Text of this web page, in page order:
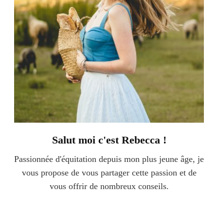
Salut moi c'est Rebecca !
Passionnée d'équitation depuis mon plus jeune âge, je
vous propose de vous partager cette passion et de
vous offrir de nombreux conseils.